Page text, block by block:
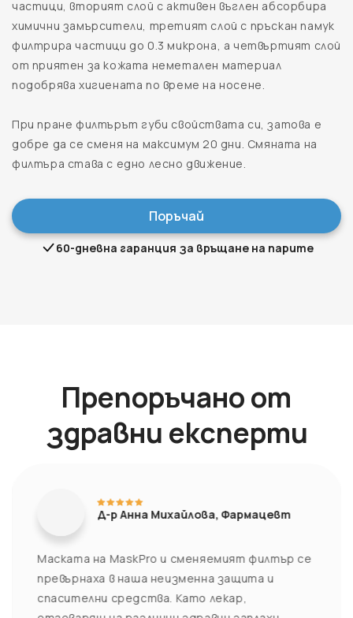
частици, вторият слой с активен въглен абсорбира
химични замърсители, третият слой с пръскан памук
филтрира частици до 0.3 микрона, а четвъртият слой
от приятен за кожата неметален материал
подобрява хигиената по време на носене.
При пране филтърът губи свойствата си, затова е
добре да се сменя на максимум 20 дни. Смяната на
филтъра става с едно лесно движение.
Поръчай
60-дневна гаранция за връщане на парите
Препоръчано от
здравни експерти
Д-р Анна Михайлова, Фармацевт
Маската на MaskPro и сменяемият филтър се
превърнаха в наша неизменна защита и
спасителни средства. Като лекар,